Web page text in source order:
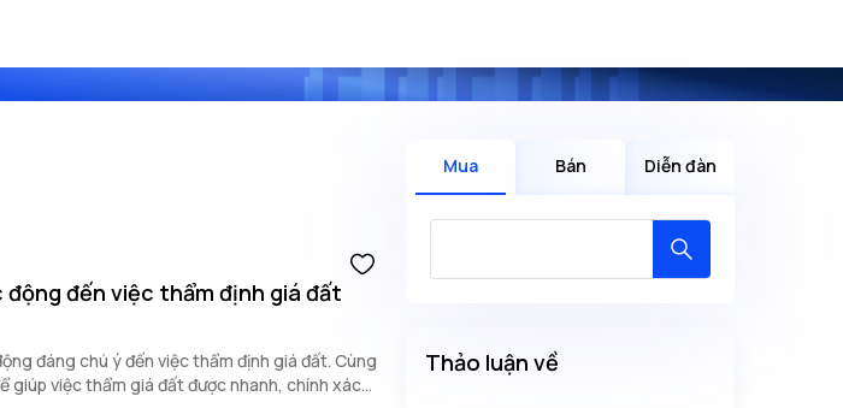
đến việc thẩm định giá đất
đáng chú ý đến việc thẩm định giá đất. Cùng
giúp việc thẩm giá đất được nhanh, chính xác
Mua Bán Diễn đàn
Thảo luận về